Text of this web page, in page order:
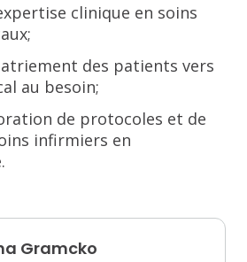
clinique en soins
des patients vers
au besoin;
de protocoles et de
infirmiers en
Gramcko